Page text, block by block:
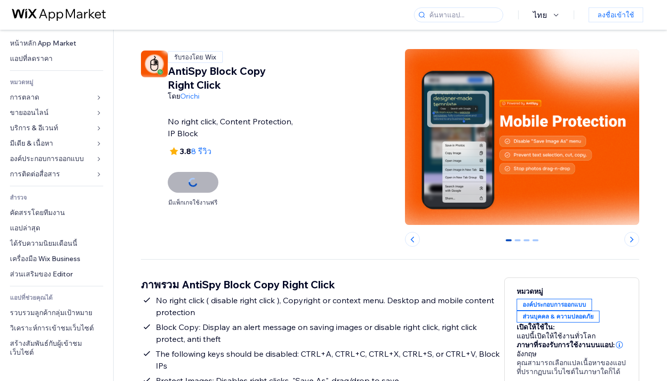
ไทย ลงชื่อเข้าใช้
หน้าหลัก App Market
แอปที่ลดราคา
หมวดหมู่
การตลาด
โฆษณา
โทรศัพท์มือถือ
บทวิเคราะห์
โซเชียล
ทำอันดับเว็บไซต์
อีเมล
ขายออนไลน์
แอปสำหรับร้านค้า
การจัดส่ง & ส่งมอบสินค้า
ปุ่มการจำหน่าย
คอร์สออนไลน์
บัญชี
คูปอง & ความภักดีในแบรนด์
โซลูชันคลังสินค้า
การดรอปชิป
(Crowdfunding)
อาหาร & เครื่องดื่ม
บริการ & อีเวนท์
โรงแรม
อีเวนท์
ร้านอาหาร
อสังหาริมทรัพย์
การจอง
มีเดีย & เนื้อหา
แกลเลอรี
เพลง
พอดแคสต์
การถ่ายภาพ
วิดีโอ
PDF
การแชร์ไฟล์
ข่าว
องค์ประกอบการออกแบบ
แผนที่  & การนำทาง
ส่วนบุคคล & ความปลอดภัย
นาฬิกา
เทมเพลตเพจ
เอฟเฟกต์รูปภาพ
ปุ่ม & เมนู
แบนเนอร์ & สัญลักษณ์
เครื่องคำนวน
ค้นหา
อากาศ
แผนภูมิ & ตาราง
แบบฟอร์ม
แบบสำรวจ
แชต
หมายเหตุ
โทรศัพท์
ชุมชน
รีวิว & การรับรอง
CRM
สำรวจ
คัดสรรโดยทีมงาน
แอปล่าสุด
ได้รับความนิยมเดือนนี้
เครื่องมือ Wix Business
ส่วนเสริมของ Editor
แอปที่ช่วยคุณได้
รวบรวมลูกค้ากลุ่มเป้าหมาย
วิเคราะห์การเข้าชมเว็บไซต์
สร้างสัมพันธ์กับผู้เข้าชม
เว็บไซต์
รับรองโดย Wix
AntiSpy Block Copy
Right Click
โดยOrichi
No right click, Content Protection,
IP Block
3.88 รีวิว
มีแพ็กเกจใช้งานฟรี
0 1 2 3
ภาพรวม AntiSpy Block Copy Right Click
No right click ( disable right click ), Copyright or context menu. Desktop and mobile content
protection
Block Copy: Display an alert message on saving images or disable right click, right click
protect, anti theft
The following keys should be disabled: CTRL+A, CTRL+C, CTRL+X, CTRL+S, or CTRL+V, Block
IPs
หมวดหมู่
องค์ประกอบการออกแบบ
ส่วนบุคคล & ความปลอดภัย
เปิดให้ใช้ใน:
แอปนี้เปิดให้ใช้งานทั่วโลก
ภาษาที่รองรับการใช้งานบนแอป:
อังกฤษ
คุณสามารถเลือกแปลเนื้อหาของแอป
ที่ปรากฏบนเว็บไซต์ในภาษาใดก็ได้